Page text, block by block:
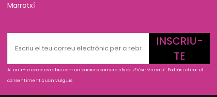
Marratxí
INSCRIU-
TE
Al unir-te aceptes rebre comunicacions comercials de #VisitMarratxí. Podràs retirar el
consentiment quan vulguis.